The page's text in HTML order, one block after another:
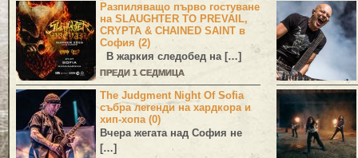
Разпиляващо първо гостуване
на SLAUGHTER TO PREVAIL,
CRYPTA & CHAINED SAINT в
София (2)
В жаркия следобед на […]
ПРЕДИ 1 СЕДМИЦА
The Judgment Night Of Sofia
събра легенди на хардкора и
хип-хопа (0)
Вчера жегата над София не
[…]